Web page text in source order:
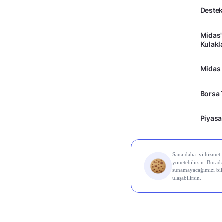
Midas
Borsa